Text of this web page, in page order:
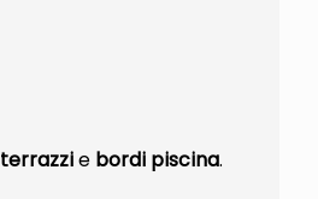
terrazzie bordi piscina.